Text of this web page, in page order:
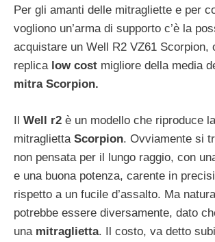
Per gli amanti delle mitragliette e per
vogliono un’arma di supporto c’è la
acquistare un Well R2 VZ61 Scorpion,
replicalow cost migliore della media
mitra Scorpion.
Il Well r2 è un modello che riproduce
mitraglietta Scorpion. Ovviamente si
non pensata per il lungo raggio, con
e una buona potenza, carente in
rispetto a un fucile d’assalto. Ma
potrebbe essere diversamente, dato
una mitraglietta. Il costo, va detto